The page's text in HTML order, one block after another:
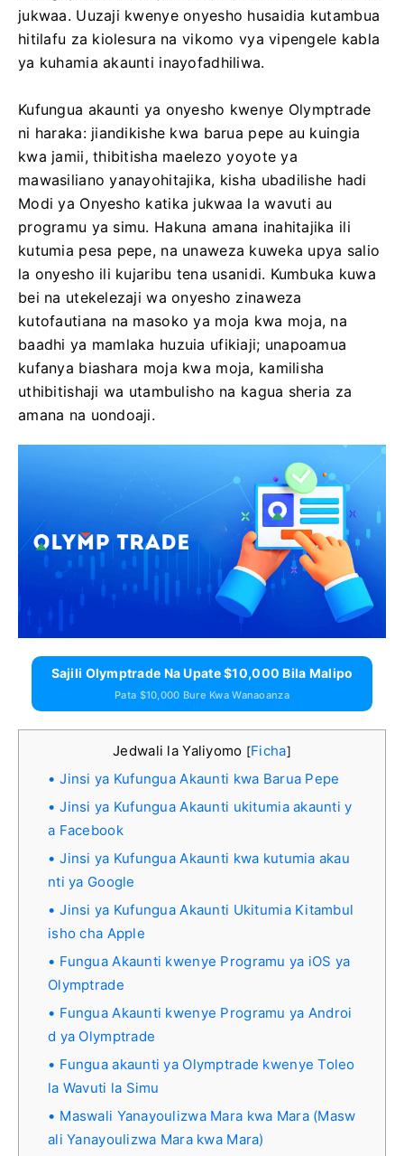
jukwaa. Uuzaji kwenye onyesho husaidia kutambua
hitilafu za kiolesura na vikomo vya vipengele kabla
ya kuhamia akaunti inayofadhiliwa.
Kufungua akaunti ya onyesho kwenye Olymptrade
ni haraka: jiandikishe kwa barua pepe au kuingia
kwa jamii, thibitisha maelezo yoyote ya
mawasiliano yanayohitajika, kisha ubadilishe hadi
Modi ya Onyesho katika jukwaa la wavuti au
programu ya simu. Hakuna amana inahitajika ili
kutumia pesa pepe, na unaweza kuweka upya salio
la onyesho ili kujaribu tena usanidi. Kumbuka kuwa
bei na utekelezaji wa onyesho zinaweza
kutofautiana na masoko ya moja kwa moja, na
baadhi ya mamlaka huzuia ufikiaji; unapoamua
kufanya biashara moja kwa moja, kamilisha
uthibitishaji wa utambulisho na kagua sheria za
amana na uondoaji.
Sajili Olymptrade Na Upate $10,000 Bila Malipo
Pata $10,000 Bure Kwa Wanaoanza
Jedwali la Yaliyomo [Ficha]
Jinsi ya Kufungua Akaunti kwa Barua Pepe
Jinsi ya Kufungua Akaunti ukitumia akaunti y
a Facebook
Jinsi ya Kufungua Akaunti kwa kutumia akau
nti ya Google
Jinsi ya Kufungua Akaunti Ukitumia Kitambul
isho cha Apple
Fungua Akaunti kwenye Programu ya iOS ya
Olymptrade
Fungua Akaunti kwenye Programu ya Androi
d ya Olymptrade
Fungua akaunti ya Olymptrade kwenye Toleo
la Wavuti la Simu
Maswali Yanayoulizwa Mara kwa Mara (Masw
ali Yanayoulizwa Mara kwa Mara)